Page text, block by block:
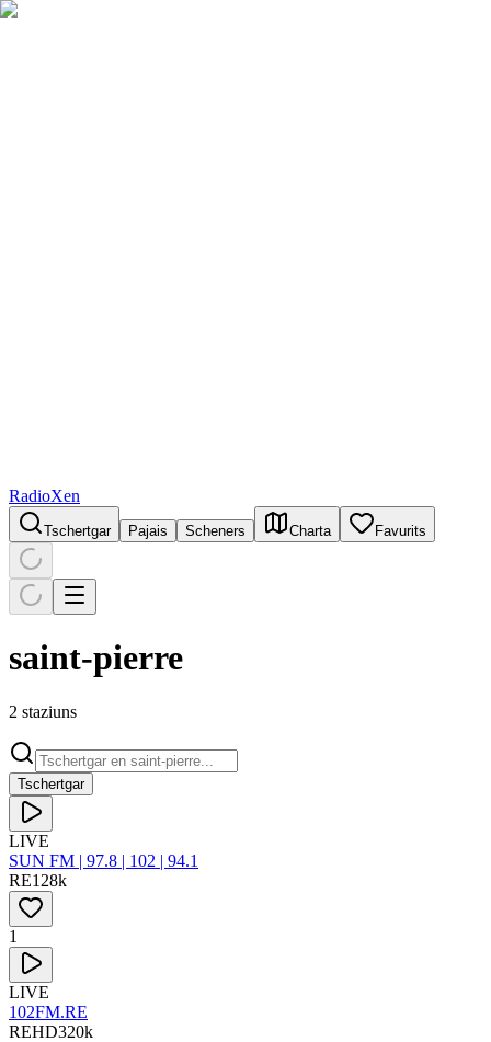
RadioXen
Tschertgar Pajais Scheners Charta Favurits
saint-pierre
2 staziuns
Tschertgar
LIVE
SUN FM | 97.8 | 102 | 94.1
RE128k
1
LIVE
102FM.RE
REHD320k